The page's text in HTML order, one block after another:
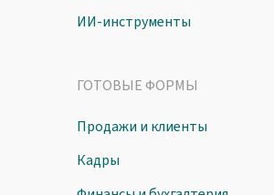
ИИ-инструменты
ГОТОВЫЕ ФОРМЫ
Продажи и клиенты
Кадры